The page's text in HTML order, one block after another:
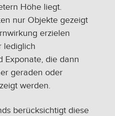
Höhe liegt.
nur Objekte gezeigt
erzielen
lediglich
Exponate, die dann
geraden oder
werden.
berücksichtigt diese